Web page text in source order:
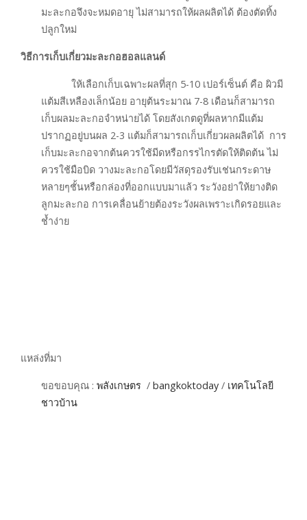
มะละกอจึงจะหมดอายุ ไม่สามารถให้ผลผลิตได้ ต้องตัดทิ้ง
ปลูกใหม่
วิธีการเก็บเกี่ยวมะละกอฮอลแลนด์
ให้เลือกเก็บเฉพาะผลที่สุก 5-10 เปอร์เซ็นต์ คือ ผิวมี
แต้มสีเหลืองเล็กน้อย อายุต้นระมาณ 7-8 เดือนก็สามารถ
เก็บผลมะละกอจำหน่ายได้ โดยสังเกตดูที่ผลหากมีแต้ม
ปรากฏอยู่บนผล 2-3 แต้มก็สามารถเก็บเกี่ยวผลผลิตได้ การ
เก็บมะละกอจากต้นควรใช้มีดหรือกรรไกรตัดให้ติดต้น ไม่
ควรใช้มือบิด วางมะละกอโดยมีวัสดุรองรับเช่นกระดาษ
หลายๆชั้นหรือกล่องที่ออกแบบมาแล้ว ระวังอย่าให้ยางติด
ลูกมะละกอ การเคลื่อนย้ายต้องระวังผลเพราะเกิดรอยและ
ช้ำง่าย
แหล่งที่มา
ขอขอบคุณ : พลังเกษตร / bangkoktoday / เทคโนโลยี
ชาวบ้าน